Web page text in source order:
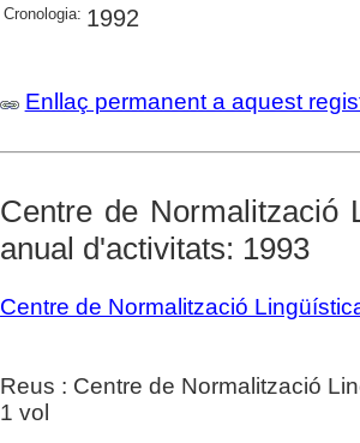
Cronologia: 1992
Enllaç permanent a aquest
Centre de Normalització
anual d'activitats: 1993
Centre de Normalització
Reus : Centre de Normalització
1 vol